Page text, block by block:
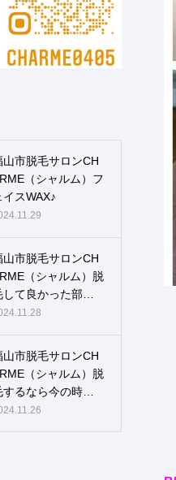
山市脱毛サロンCH
（シャルム）フ
イスWAX♪
山市脱毛サロンCH
（シャルム）脱
して良かった部
！！
山市脱毛サロンCH
（シャルム）脱
するなら今の時
！！